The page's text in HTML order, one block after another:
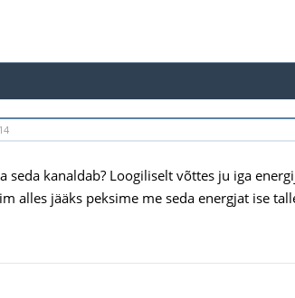
seda kanaldab? Loogiliselt võttes ju iga
alles jääks peksime me seda energjat ise